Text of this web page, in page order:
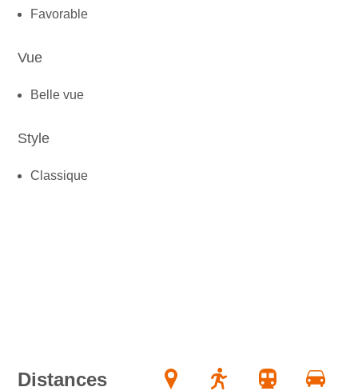
Favorable
Vue
Belle vue
Style
Classique
Distances